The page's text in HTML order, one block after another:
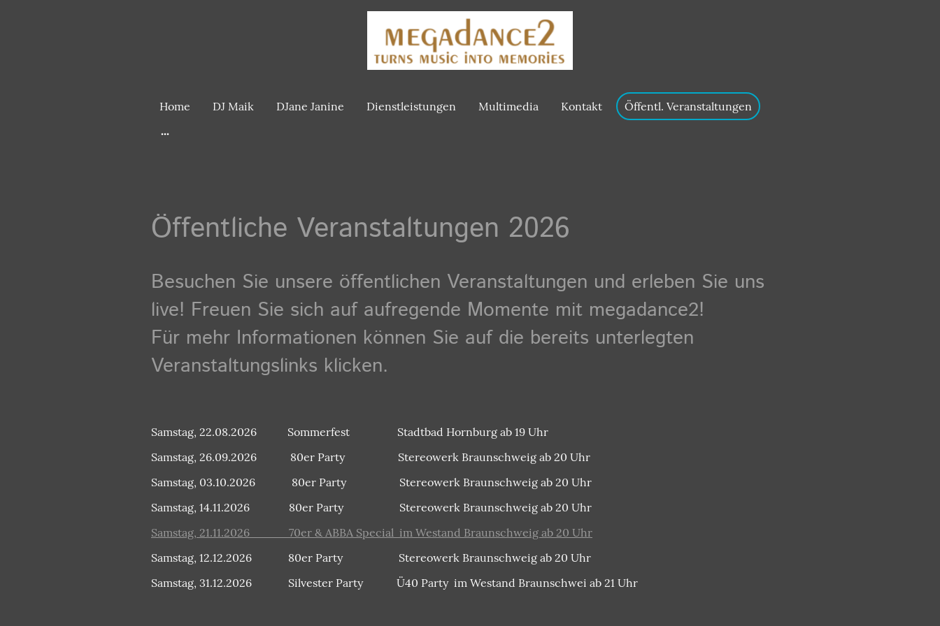
Home DJ Maik DJane Janine Dienstleistungen Multimedia Kontakt Öffentl. Veranstaltungen
Öffentliche Veranstaltungen 2026
Besuchen Sie unsere öffentlichen Veranstaltungen und erleben Sie uns
live! Freuen Sie sich auf aufregende Momente mit megadance2!
Für mehr Informationen können Sie auf die bereits unterlegten
Veranstaltungslinks klicken.
Samstag, 22.08.2026 Sommerfest Stadtbad Hornburg ab 19 Uhr
Samstag, 26.09.2026 80er Party Stereowerk Braunschweig ab 20 Uhr
Samstag, 03.10.2026 80er Party Stereowerk Braunschweig ab 20 Uhr
Samstag, 14.11.2026 80er Party Stereowerk Braunschweig ab 20 Uhr
Samstag, 21.11.2026 70er & ABBA Special im Westand Braunschweig ab 20 Uhr
Samstag, 12.12.2026 80er Party Stereowerk Braunschweig ab 20 Uhr
Samstag, 31.12.2026 Silvester Party Ü40 Party im Westand Braunschwei ab 21 Uhr